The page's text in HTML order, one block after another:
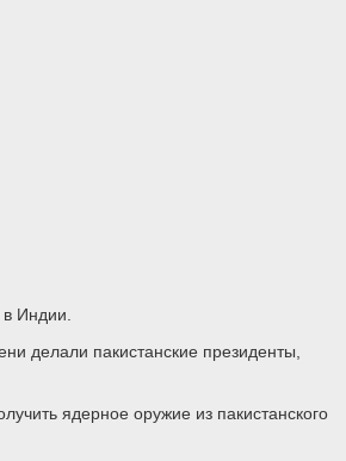
Индии.
делали пакистанские президенты,
ядерное оружие из пакистанского